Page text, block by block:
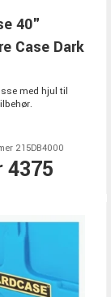
40"
Case Dark
med hjul til
215DB4000
4375